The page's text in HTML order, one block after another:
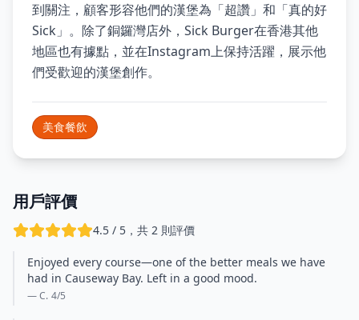
到關注，顧客形容他們的漢堡為「超讚」和「真的好
Sick」。除了銅鑼灣店外，Sick Burger在香港其他
地區也有據點，並在Instagram上保持活躍，展示他
們受歡迎的漢堡創作。
美食餐飲
用戶評價
4.5 / 5，共 2 則評價
Enjoyed every course—one of the better meals we have
had in Causeway Bay. Left in a good mood.
— C. 4/5